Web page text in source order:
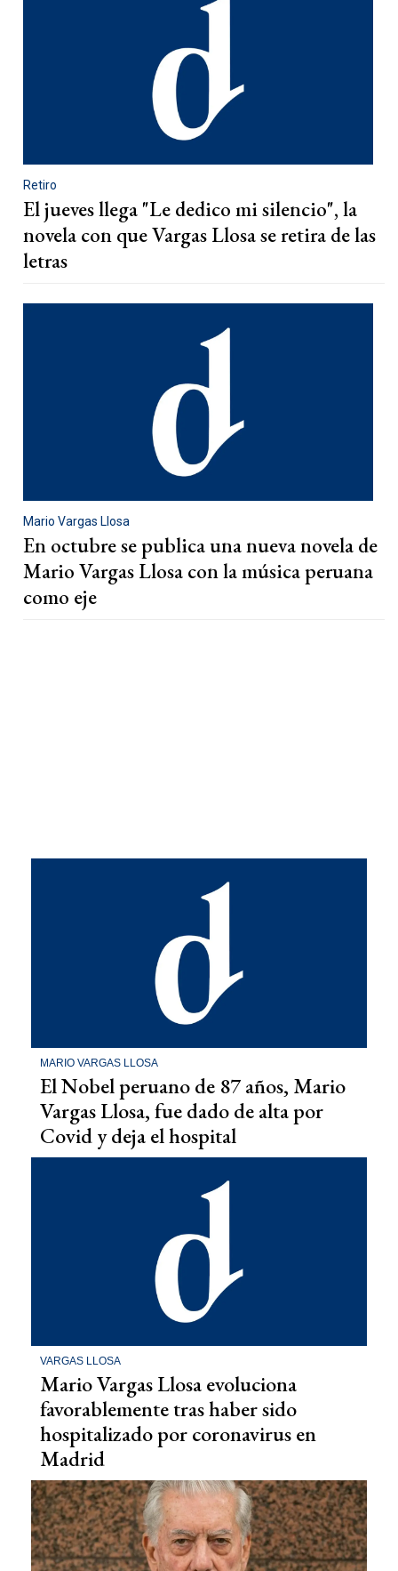
Retiro
El jueves llega "Le dedico mi silencio", la
novela con que Vargas Llosa se retira de las
letras
Mario Vargas Llosa
En octubre se publica una nueva novela de
Mario Vargas Llosa con la música peruana
como eje
MARIO VARGAS LLOSA
El Nobel peruano de 87 años, Mario
Vargas Llosa, fue dado de alta por
Covid y deja el hospital
VARGAS LLOSA
Mario Vargas Llosa evoluciona
favorablemente tras haber sido
hospitalizado por coronavirus en
Madrid